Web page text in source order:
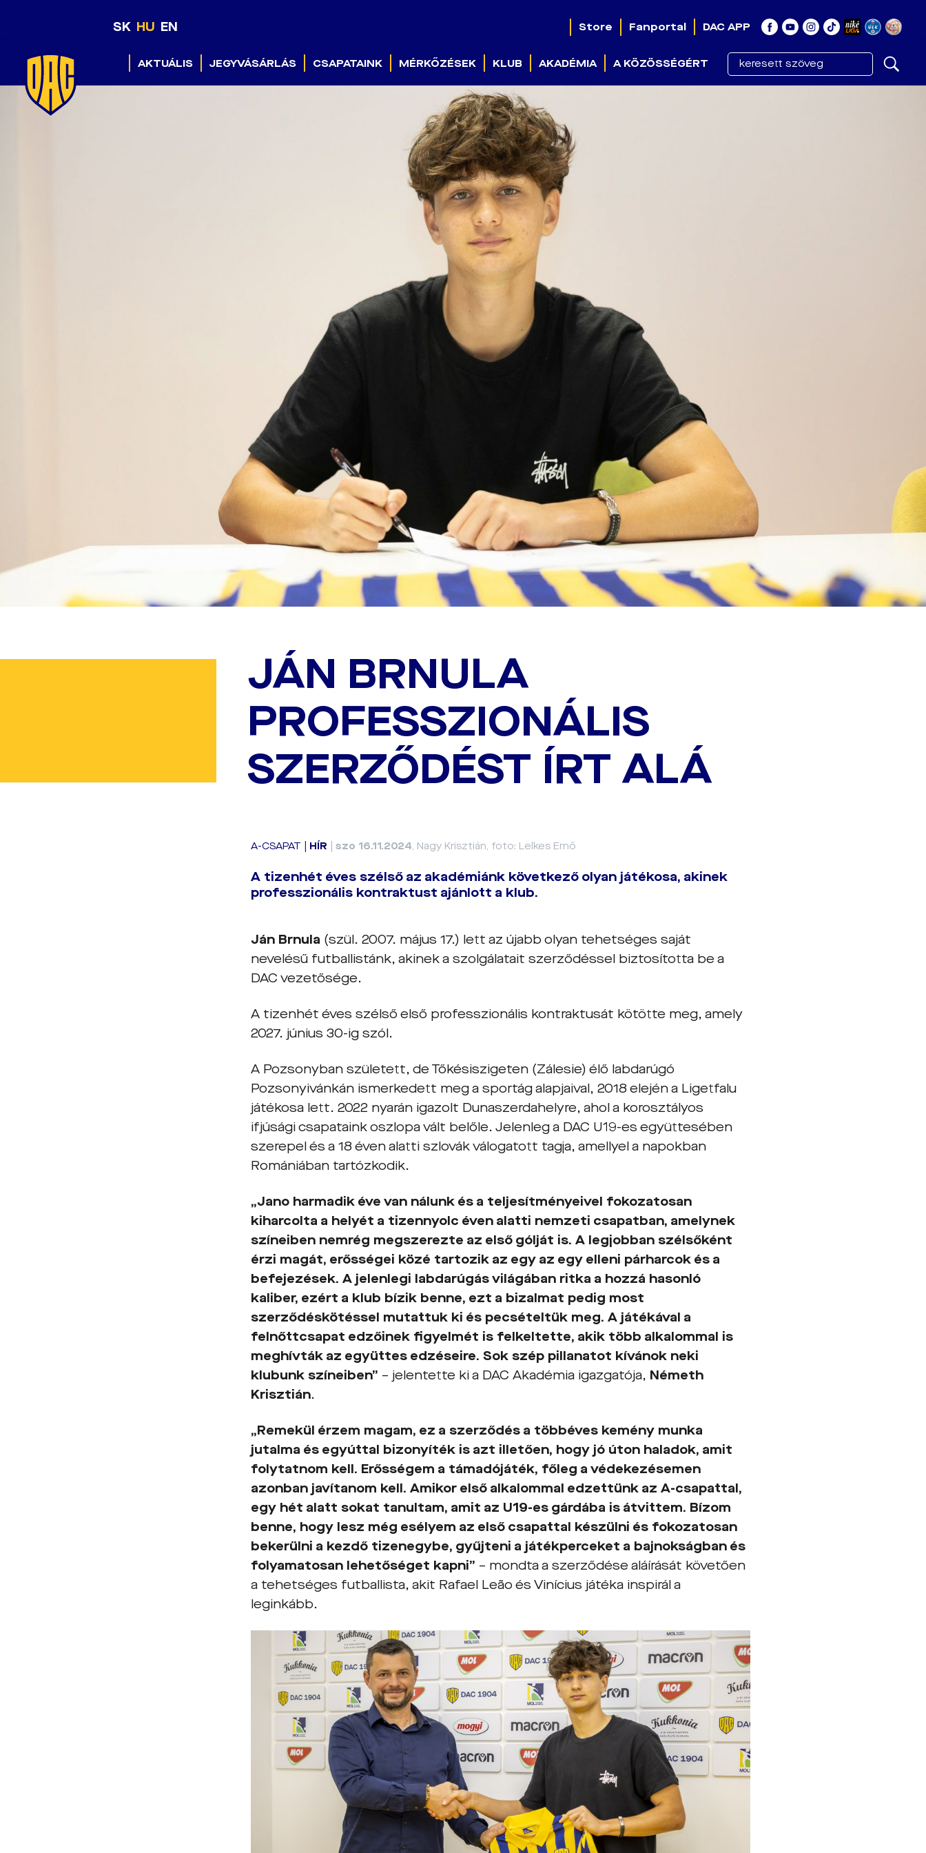
SK HU EN Store Fanportal DAC APP
AKTUÁLIS JEGYVÁSÁRLÁS CSAPATAINK MÉRKŐZÉSEK KLUB AKADÉMIA A KÖZÖSSÉGÉRT
JÁN BRNULA
PROFESSZIONÁLIS
SZERZŐDÉST ÍRT ALÁ
A-CSAPAT HÍR |szo 16.11.2024, Nagy Krisztián, foto: Lelkes Ernő
A tizenhét éves szélső az akadémiánk következő olyan játékosa, akinek
professzionális kontraktust ajánlott a klub.
Ján Brnula (szül. 2007. május 17.) lett az újabb olyan tehetséges saját
nevelésű futballistánk, akinek a szolgálatait szerződéssel biztosította be a
DAC vezetősége.
A tizenhét éves szélső első professzionális kontraktusát kötötte meg, amely
2027. június 30-ig szól.
A Pozsonyban született, de Tőkésiszigeten (Zálesie) élő labdarúgó
Pozsonyivánkán ismerkedett meg a sportág alapjaival, 2018 elején a Ligetfalu
játékosa lett. 2022 nyarán igazolt Dunaszerdahelyre, ahol a korosztályos
ifjúsági csapataink oszlopa vált belőle. Jelenleg a DAC U19-es együttesében
szerepel és a 18 éven alatti szlovák válogatott tagja, amellyel a napokban
Romániában tartózkodik.
„Jano harmadik éve van nálunk és a teljesítményeivel fokozatosan
kiharcolta a helyét a tizennyolc éven alatti nemzeti csapatban, amelynek
színeiben nemrég megszerezte az első gólját is. A legjobban szélsőként
érzi magát, erősségei közé tartozik az egy az egy elleni párharcok és a
befejezések. A jelenlegi labdarúgás világában ritka a hozzá hasonló
kaliber, ezért a klub bízik benne, ezt a bizalmat pedig most
szerződéskötéssel mutattuk ki és pecsételtük meg. A játékával a
felnőttcsapat edzőinek figyelmét is felkeltette, akik több alkalommal is
meghívták az együttes edzéseire. Sok szép pillanatot kívánok neki
klubunk színeiben” – jelentette ki a DAC Akadémia igazgatója, Németh
Krisztián.
„Remekül érzem magam, ez a szerződés a többéves kemény munka
jutalma és egyúttal bizonyíték is azt illetően, hogy jó úton haladok, amit
folytatnom kell. Erősségem a támadójáték, főleg a védekezésemen
azonban javítanom kell. Amikor első alkalommal edzettünk az A-csapattal,
egy hét alatt sokat tanultam, amit az U19-es gárdába is átvittem. Bízom
benne, hogy lesz még esélyem az első csapattal készülni és fokozatosan
bekerülni a kezdő tizenegybe, gyűjteni a játékperceket a bajnokságban és
folyamatosan lehetőséget kapni” – mondta a szerződése aláírását követően
a tehetséges futballista, akit Rafael Leão és Vinícius játéka inspirál a
leginkább.